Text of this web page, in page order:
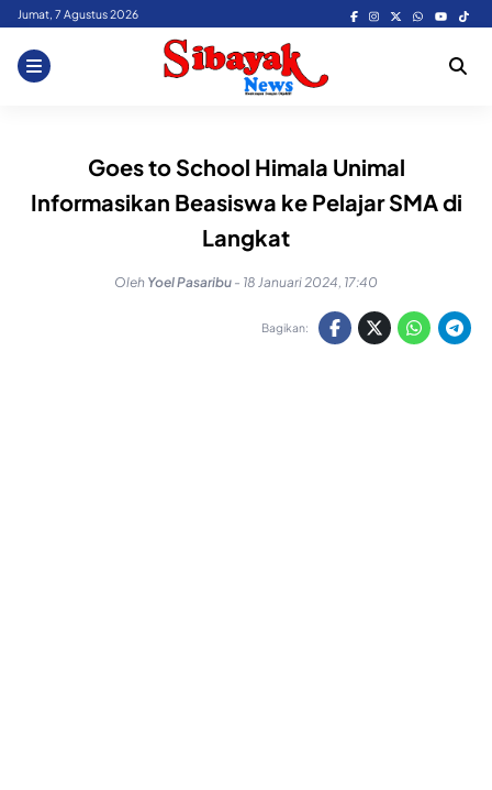
Skip
content
Jumat, 7 Agustus 2026
Goes to School Himala Unimal
Informasikan Beasiswa ke Pelajar SMA di
Langkat
Oleh Yoel Pasaribu - 18 Januari 2024, 17:40
Bagikan: